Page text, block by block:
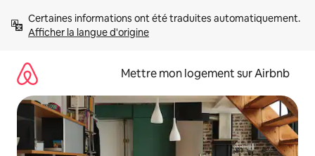
directement
Afficher la langue d'origine
Mettre mon logement sur Airbnb